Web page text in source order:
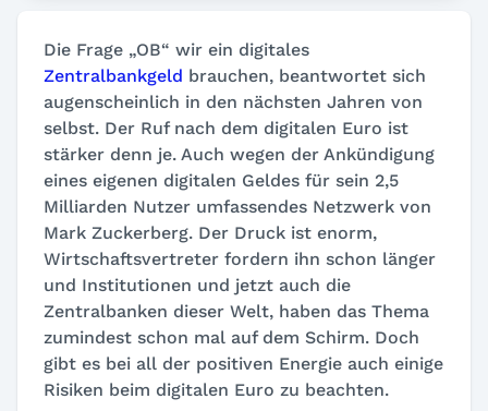
Die Frage „OB“ wir ein digitales
Zentralbankgeld brauchen, beantwortet sich
augenscheinlich in den nächsten Jahren von
selbst. Der Ruf nach dem digitalen Euro ist
stärker denn je. Auch wegen der Ankündigung
eines eigenen digitalen Geldes für sein 2,5
Milliarden Nutzer umfassendes Netzwerk von
Mark Zuckerberg. Der Druck ist enorm,
Wirtschaftsvertreter fordern ihn schon länger
und Institutionen und jetzt auch die
Zentralbanken dieser Welt, haben das Thema
zumindest schon mal auf dem Schirm. Doch
gibt es bei all der positiven Energie auch einige
Risiken beim digitalen Euro zu beachten.